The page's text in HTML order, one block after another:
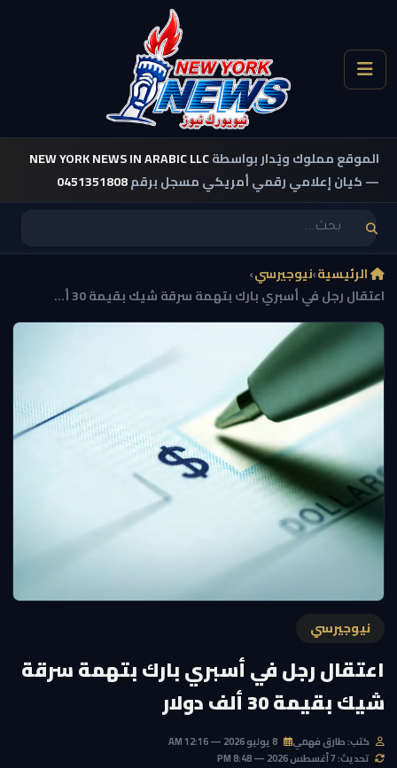
الموقع مملوك ويُدار بواسطةNEW YORK NEWS IN ARABIC LLC
— كيان إعلامي رقمي أمريكي مسجل برقم0451351808
الرئيسية›نيوجيرسي›
اعتقال رجل في أسبري بارك بتهمة سرقة شيك بقيمة 30 أ...
نيوجيرسي
اعتقال رجل في أسبري بارك بتهمة سرقة
شيك بقيمة 30 ألف دولار
كتب: طارق فهمي
تحديث: 7 أغسطس 2026 — 8:48 PM